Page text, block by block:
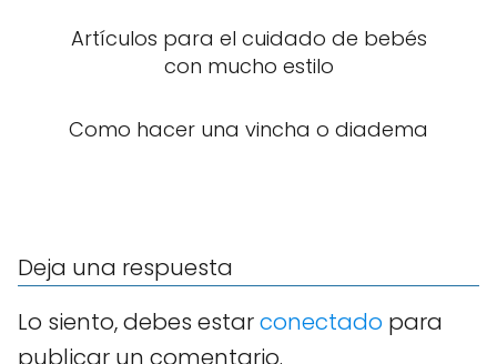
Artículos para el cuidado de bebés
con mucho estilo
Como hacer una vincha o diadema
Deja una respuesta
Lo siento, debes estarconectado para
publicar un comentario.